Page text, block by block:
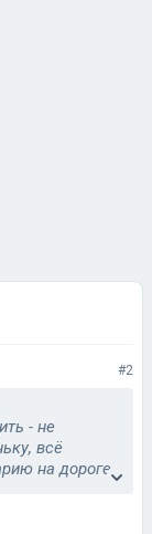
#2
- не
всё
на дороге